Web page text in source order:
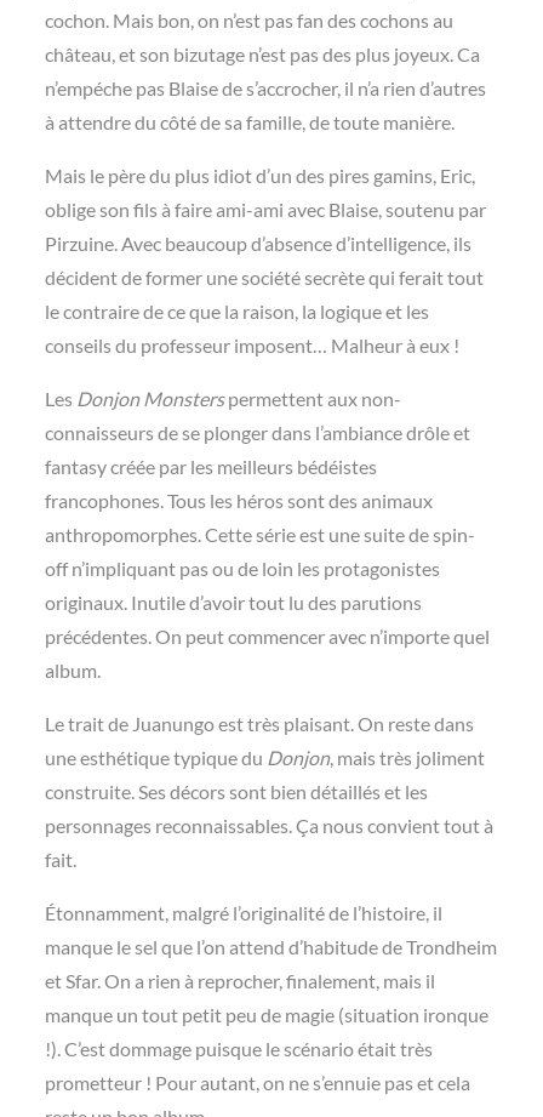
cochon. Mais bon, on n’est pas fan des cochons au
château, et son bizutage n’est pas des plus joyeux. Ca
n’empéche pas Blaise de s’accrocher, il n’a rien d’autres
à attendre du côté de sa famille, de toute manière.
Mais le père du plus idiot d’un des pires gamins, Eric,
oblige son fils à faire ami-ami avec Blaise, soutenu par
Pirzuine. Avec beaucoup d’absence d’intelligence, ils
décident de former une société secrète qui ferait tout
le contraire de ce que la raison, la logique et les
conseils du professeur imposent… Malheur à eux !
Les Donjon Monsterspermettent aux non-
connaisseurs de se plonger dans l’ambiance drôle et
fantasy créée par les meilleurs bédéistes
francophones. Tous les héros sont des animaux
anthropomorphes. Cette série est une suite de spin-
off n’impliquant pas ou de loin les protagonistes
originaux. Inutile d’avoir tout lu des parutions
précédentes. On peut commencer avec n’importe quel
album.
Le trait de Juanungo est très plaisant. On reste dans
une esthétique typique du Donjon, mais très joliment
construite. Ses décors sont bien détaillés et les
personnages reconnaissables. Ça nous convient tout à
fait.
Étonnamment, malgré l’originalité de l’histoire, il
manque le sel que l’on attend d’habitude de Trondheim
et Sfar. On a rien à reprocher, finalement, mais il
manque un tout petit peu de magie (situation ironque
!). C’est dommage puisque le scénario était très
prometteur ! Pour autant, on ne s’ennuie pas et cela